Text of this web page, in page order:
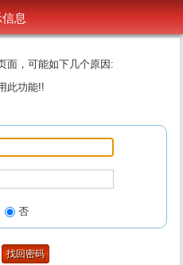
息
面，可能如下几个原因:
此功能!!
否